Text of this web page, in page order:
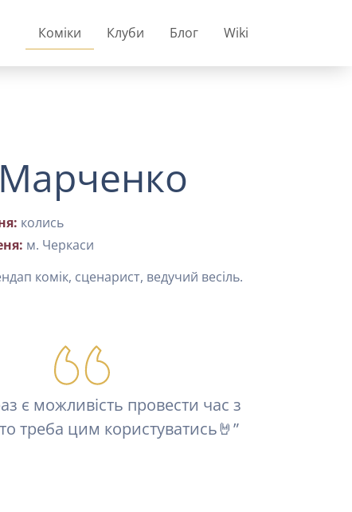
Коміки Клуби Блог Wiki
колись
м. Черкаси
комік, сценарист, ведучий весіль.
є можливість провести час з
треба цим користуватись🤘”